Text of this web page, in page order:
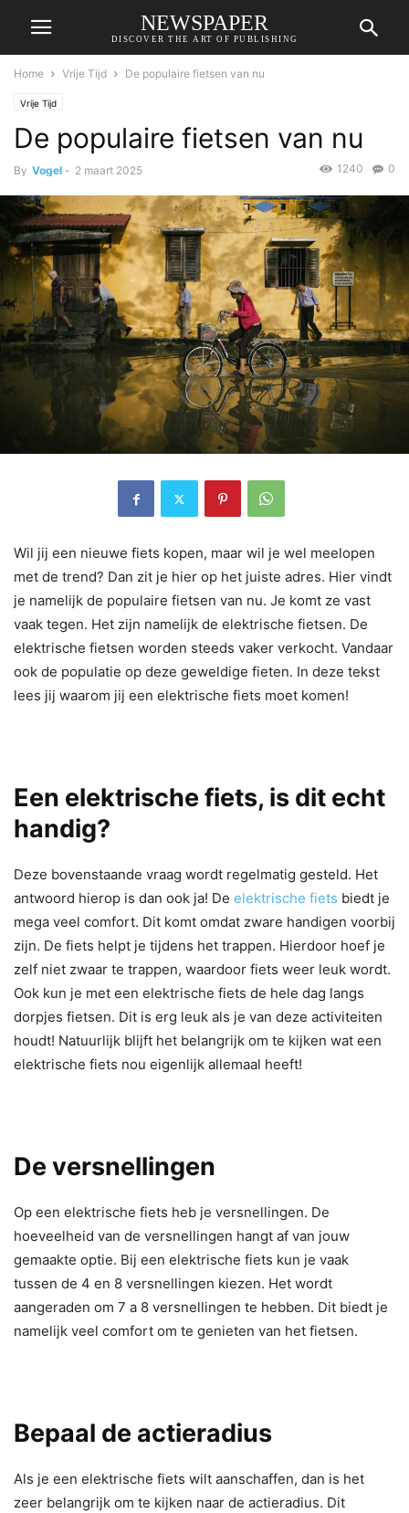
NEWSPAPER
DISCOVER THE ART OF PUBLISHING
Home Vrije Tijd De populaire fietsen van nu
Vrije Tijd
De populaire fietsen van nu
By Vogel - 2 maart 2025 0
1240
Wil jij een nieuwe fiets kopen, maar wil je wel meelopen
met de trend? Dan zit je hier op het juiste adres. Hier vindt
je namelijk de populaire fietsen van nu. Je komt ze vast
vaak tegen. Het zijn namelijk de elektrische fietsen. De
elektrische fietsen worden steeds vaker verkocht. Vandaar
ook de populatie op deze geweldige fieten. In deze tekst
lees jij waarom jij een elektrische fiets moet komen!
Een elektrische fiets, is dit echt
handig?
Deze bovenstaande vraag wordt regelmatig gesteld. Het
antwoord hierop is dan ook ja! De elektrische fiets biedt je
mega veel comfort. Dit komt omdat zware handigen voorbij
zijn. De fiets helpt je tijdens het trappen. Hierdoor hoef je
zelf niet zwaar te trappen, waardoor fiets weer leuk wordt.
Ook kun je met een elektrische fiets de hele dag langs
dorpjes fietsen. Dit is erg leuk als je van deze activiteiten
houdt! Natuurlijk blijft het belangrijk om te kijken wat een
elektrische fiets nou eigenlijk allemaal heeft!
De versnellingen
Op een elektrische fiets heb je versnellingen. De
hoeveelheid van de versnellingen hangt af van jouw
gemaakte optie. Bij een elektrische fiets kun je vaak
tussen de 4 en 8 versnellingen kiezen. Het wordt
aangeraden om 7 a 8 versnellingen te hebben. Dit biedt je
namelijk veel comfort om te genieten van het fietsen.
Bepaal de actieradius
Als je een elektrische fiets wilt aanschaffen, dan is het
zeer belangrijk om te kijken naar de actieradius. Dit